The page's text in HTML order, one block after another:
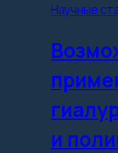
Научные
и